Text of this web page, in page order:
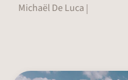
Michaël De Luca |